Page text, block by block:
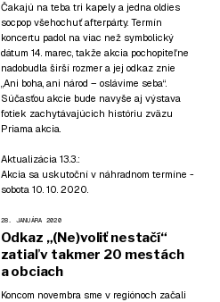
Čakajú na teba tri kapely a jedna oldies
socpop všehochuť afterpárty. Termín
koncertu padol na viac než symbolický
dátum 14. marec, takže akcia pochopiteľne
nadobudla širší rozmer a jej odkaz znie
„Ani boha, ani národ – oslávime seba“.
Súčasťou akcie bude navyše aj výstava
fotiek zachytávajúcich históriu zväzu
Priama akcia.
Aktualizácia 13.3.:
Akcia sa uskutoční v náhradnom termíne -
sobota 10. 10. 2020.
28. JANUÁRA 2020
Odkaz „(Ne)voliť nestačí“
zatiaľ v takmer 20 mestách
a obciach
Koncom novembra sme v regiónoch začali